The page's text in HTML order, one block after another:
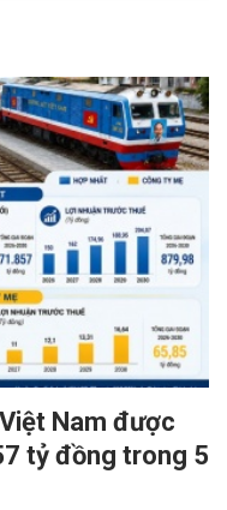
Nam được
tỷ đồng trong 5